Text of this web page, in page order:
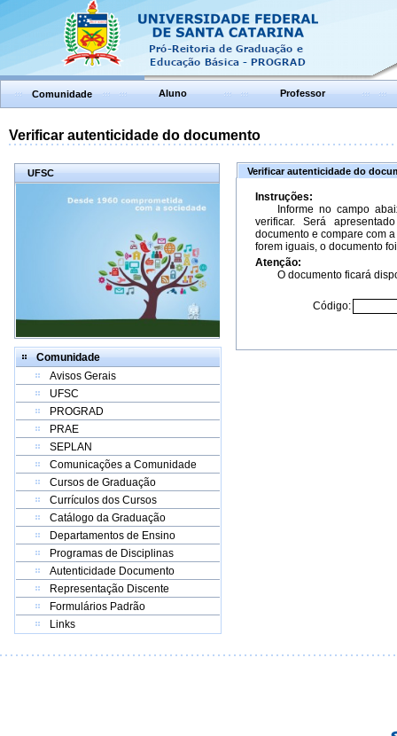
Comunidade Aluno Professor
Verificar autenticidade do documento
UFSC
Comunidade
Avisos Gerais
UFSC
PROGRAD
PRAE
SEPLAN
Comunicações a Comunidade
Cursos de Graduação
Currículos dos Cursos
Catálogo da Graduação
Departamentos de Ensino
Programas de Disciplinas
Autenticidade Documento
Representação Discente
Formulários Padrão
Links
Verificar autenticidade do
Instruções:
Informe no campo
verificar. Será
documento e compare com
forem iguais, o documento
Atenção:
O documento ficará
Código: